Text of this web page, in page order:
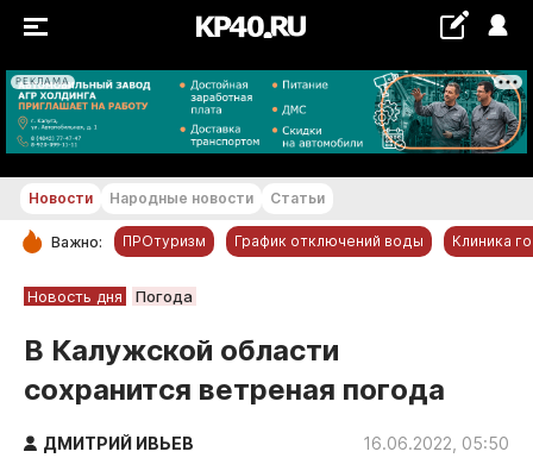
РЕКЛАМА
+18...+19 °С
РУБРИКИ
Новости компаний
Статьи
Народные новости
Новости Народные новости Статьи
Важно: ПРОтуризм График отключений воды Клиника
Новость дня Погода
В Калужской области
сохранится ветреная погода
ДМИТРИЙ ИВЬЕВ 16.06.2022, 05:50